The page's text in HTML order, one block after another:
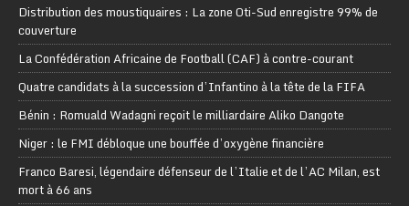
Distribution des moustiquaires : La zone Oti-Sud enregistre 99% de
couverture
La Confédération Africaine de Football (CAF) à contre-courant
Quatre candidats à la succession d’Infantino à la tête de la FIFA
Bénin : Romuald Wadagni reçoit le milliardaire Aliko Dangote
Niger : le FMI débloque une bouffée d’oxygène financière
Franco Baresi, légendaire défenseur de l’Italie et de l’AC Milan, est
mort à 66 ans